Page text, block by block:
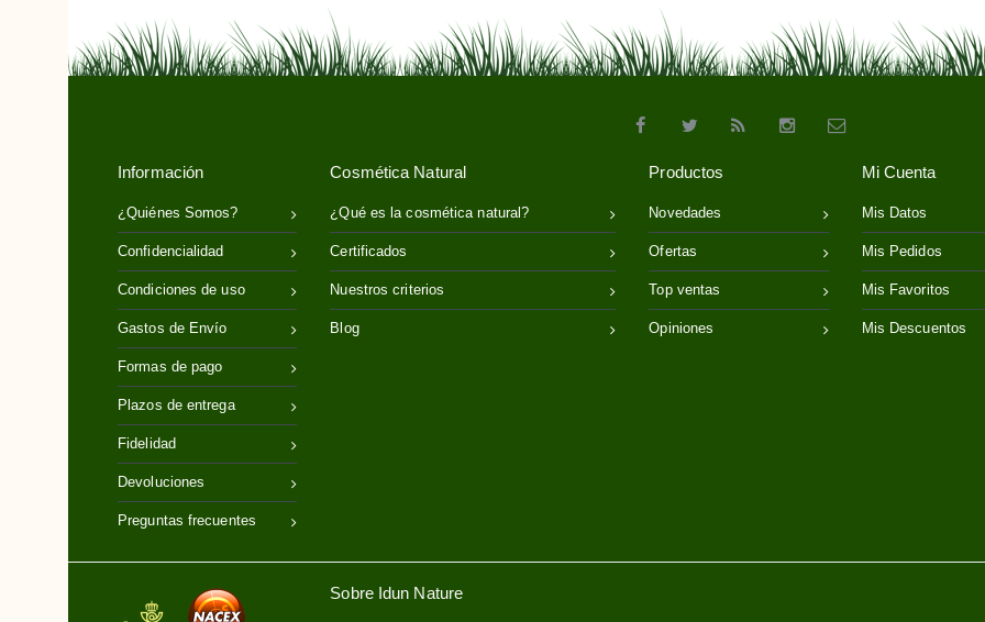
Información
¿Quiénes Somos?
Confidencialidad
Condiciones de uso
Gastos de Envío
Formas de pago
Plazos de entrega
Fidelidad
Devoluciones
Preguntas frecuentes
Cosmética Natural
¿Qué es la cosmética natural?
Certificados
Nuestros criterios
Blog
Productos
Novedades
Ofertas
Top ventas
Opiniones
Mi Cuenta
Mis Datos
Mis Pedidos
Mis Favoritos
Mis Descuentos
Sobre Idun Nature